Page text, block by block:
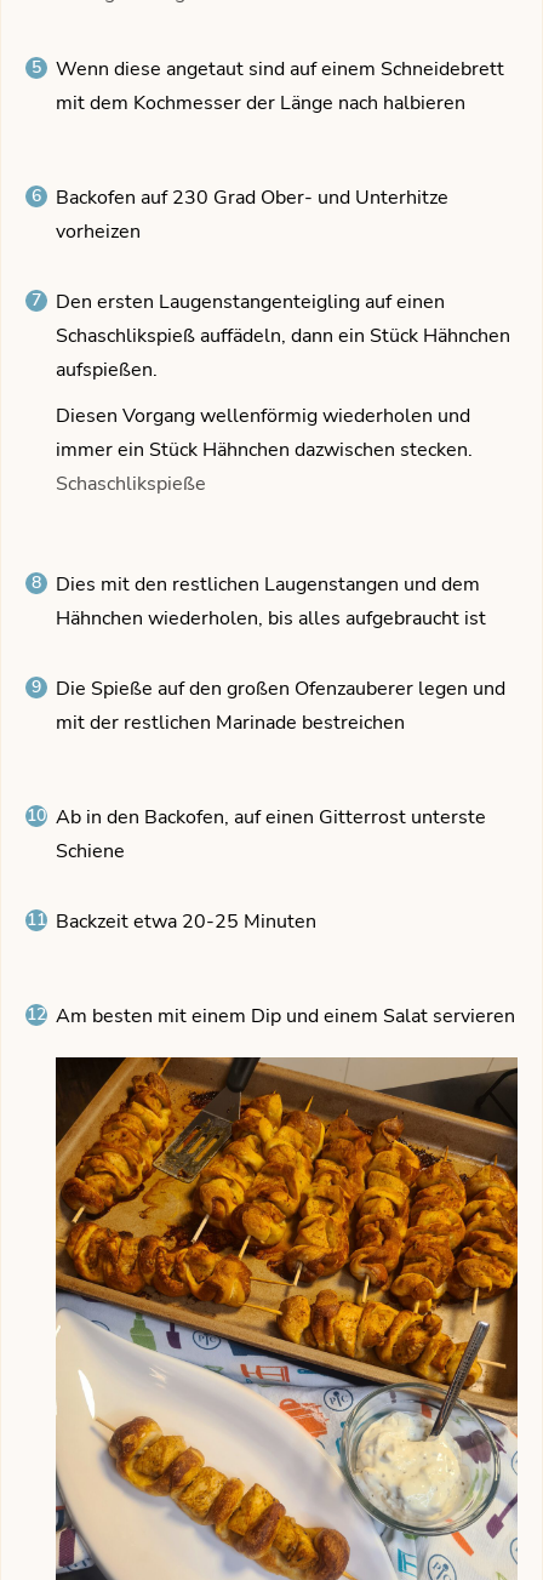
Wenn diese angetaut sind auf einem Schneidebrett
mit dem Kochmesser der Länge nach halbieren
Backofen auf 230 Grad Ober- und Unterhitze
vorheizen
Den ersten Laugenstangenteigling auf einen
Schaschlikspieß auffädeln, dann ein Stück Hähnchen
aufspießen.
Diesen Vorgang wellenförmig wiederholen und
immer ein Stück Hähnchen dazwischen stecken.
Schaschlikspieße
Dies mit den restlichen Laugenstangen und dem
Hähnchen wiederholen, bis alles aufgebraucht ist
Die Spieße auf den großen Ofenzauberer legen und
mit der restlichen Marinade bestreichen
Ab in den Backofen, auf einen Gitterrost unterste
Schiene
Backzeit etwa 20-25 Minuten
Am besten mit einem Dip und einem Salat servieren